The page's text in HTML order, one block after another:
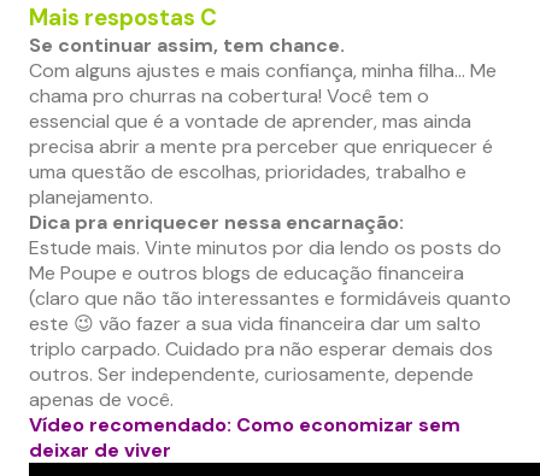
Mais respostas C
Se continuar assim, tem chance.
Com alguns ajustes e mais confiança, minha filha… Me
chama pro churras na cobertura! Você tem o
essencial que é a vontade de aprender, mas ainda
precisa abrir a mente pra perceber que enriquecer é
uma questão de escolhas, prioridades, trabalho e
planejamento.
Dica pra enriquecer nessa encarnação:
Estude mais. Vinte minutos por dia lendo os posts do
Me Poupe e outros blogs de educação financeira
(claro que não tão interessantes e formidáveis quanto
este 😉 vão fazer a sua vida financeira dar um salto
triplo carpado. Cuidado pra não esperar demais dos
outros. Ser independente, curiosamente, depende
apenas de você.
Vídeo recomendado: Como economizar sem
deixar de viver